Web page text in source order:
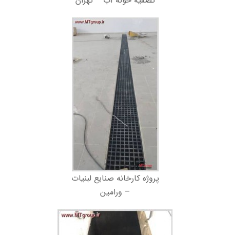
پروژه کارخانه صنایع لبنیات
– ورامین